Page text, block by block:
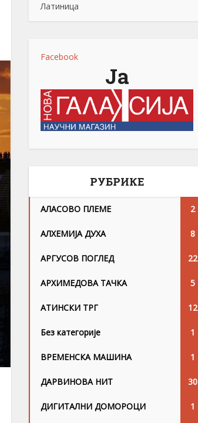
Латиница
Facebook
Ја
РУБРИКЕ
АЛАСОВО ПЛЕМЕ 2
АЛХЕМИЈА ДУХА 8
АРГУСОВ ПОГЛЕД 22
АРХИМЕДОВА ТАЧКА 5
АТИНСКИ ТРГ 12
Без категорије 1
ВРЕМЕНСКА МАШИНА 1
ДАРВИНОВА НИТ 30
ДИГИТАЛНИ ДОМОРОЦИ 1